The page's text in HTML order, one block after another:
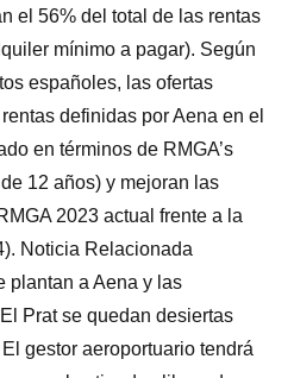
el 56% del total de las rentas
mínimo a pagar). Según
españoles, las ofertas
definidas por Aena en el
en términos de RMGA’s
12 años) y mejoran las
2023 actual frente a la
Noticia Relacionada
plantan a Aena y las
Prat se quedan desiertas
gestor aeroportuario tendrá